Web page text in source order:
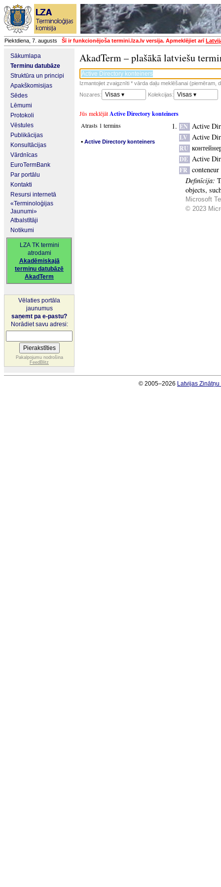
Piektdiena, 7. augusts Šī ir funkcionējoša termini.lza.lv versija. Apmeklējiet arī
Sākumlapa
Terminu datubāze
Struktūra un principi
Apakškomisijas
Sēdes
Lēmumi
Protokoli
Vēstules
Publikācijas
Konsultācijas
Vārdnīcas
EuroTermBank
Par portālu
Kontakti
Resursi internetā
«Terminoloģijas
Jaunumi»
Atbalstītāji
Notikumi
LZA TK termini
atrodami
Akadēmiskajā
terminu datubāzē
AkadTerm
Vēlaties portāla
jaunumus
saņemt pa e-pastu?
Norādiet savu adresi:
Pakalpojumu nodrošina
FeedBlitz
AkadTerm – plašākā latviešu
Izmantojiet zvaigznīti * vārda daļu meklēšanai (piemēram,
Nozares:
Visas ▾ Kolekcijas: Visas ▾
Jūs meklējātActive Directory konteiners
Atrasts 1 termins
▪ Active Directory konteiners
EN Active
LV Active
RU
DE Active
FR
Definīcija:
objects,
Microsoft
© 2023
© 2005–2026 Latvijas